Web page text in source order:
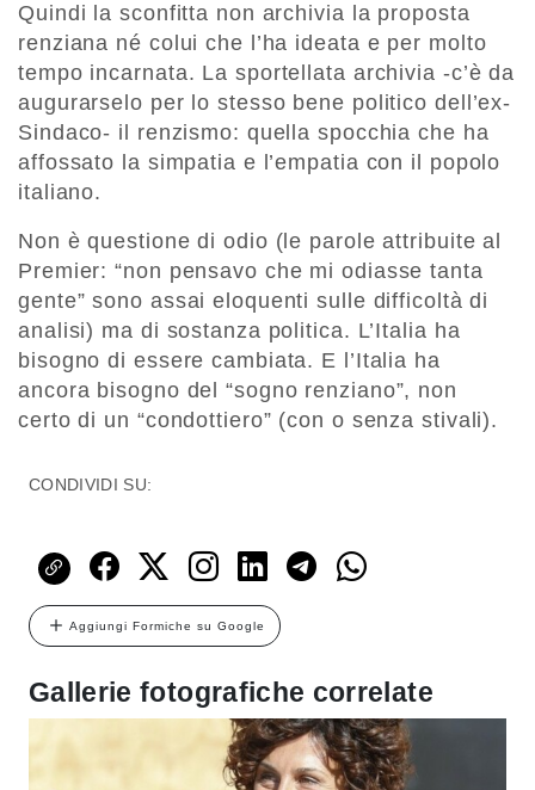
Quindi la sconfitta non archivia la proposta
renziana né colui che l’ha ideata e per molto
tempo incarnata. La sportellata archivia -c’è da
augurarselo per lo stesso bene politico dell’ex-
Sindaco- il renzismo: quella spocchia che ha
affossato la simpatia e l’empatia con il popolo
italiano.
Non è questione di odio (le parole attribuite al
Premier: “non pensavo che mi odiasse tanta
gente” sono assai eloquenti sulle difficoltà di
analisi) ma di sostanza politica. L’Italia ha
bisogno di essere cambiata. E l’Italia ha
ancora bisogno del “sogno renziano”, non
certo di un “condottiero” (con o senza stivali).
CONDIVIDI SU:
Aggiungi Formiche su Google
Gallerie fotografiche correlate